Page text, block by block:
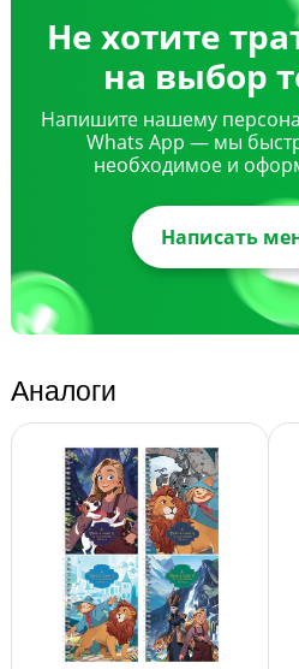
Не хотите
на выбор
Напишите нашему
Whats App — мы
необходимое и
Написать
Аналоги